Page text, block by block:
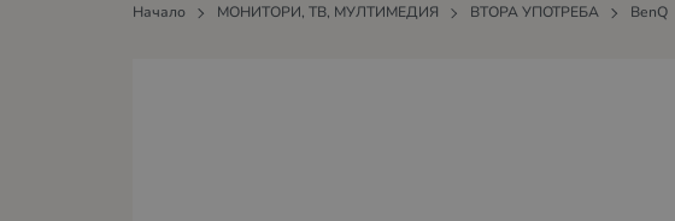
Начало МОНИТОРИ, ТВ, МУЛТИМЕДИЯ ВТОРА УПОТРЕБА BenQ